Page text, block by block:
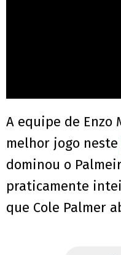
A equipe de Enzo
melhor jogo neste
dominou o
praticamente
que Cole Palmer